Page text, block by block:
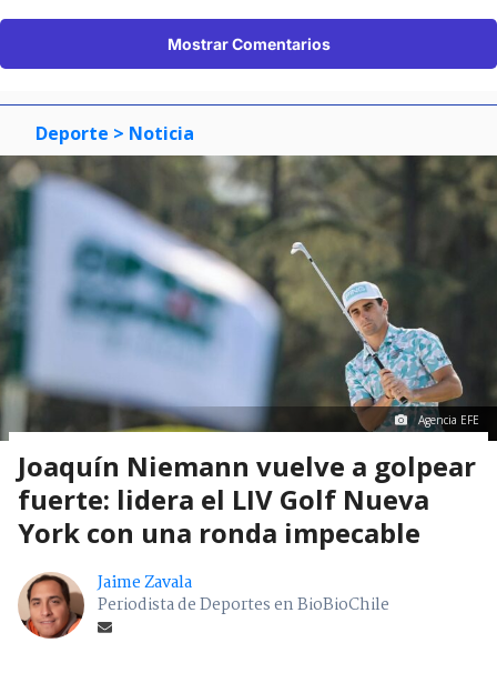
Mostrar Comentarios
Deporte > Noticia
Agencia EFE
Joaquín Niemann vuelve a golpear
fuerte: lidera el LIV Golf Nueva
York con una ronda impecable
Jaime Zavala
Periodista de Deportes en BioBioChile